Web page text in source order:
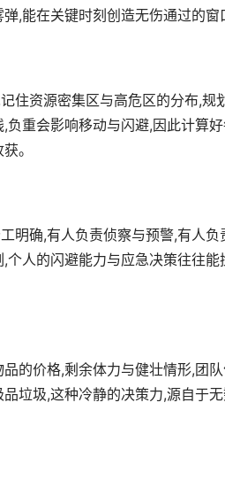
,能在关键时刻创造无伤通过的窗
住资源密集区与高危区的分布,规
重会影响移动与闪避,因此计算
。
明确,有人负责侦察与预警,有人负
人的闪避能力与应急决策往往能
的价格,剩余体力与健壮情形,团
垃圾,这种冷静的决策力,源自于